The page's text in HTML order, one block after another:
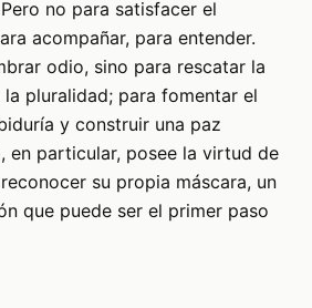
no para satisfacer el
acompañar, para entender.
odio, sino para rescatar la
pluralidad; para fomentar el
y construir una paz
en particular, posee la virtud de
su propia máscara, un
que puede ser el primer paso